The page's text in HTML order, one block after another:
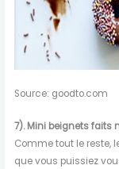
Source: goodto.com
7).Mini beignets faits
Comme tout le reste,
que vous puissiez